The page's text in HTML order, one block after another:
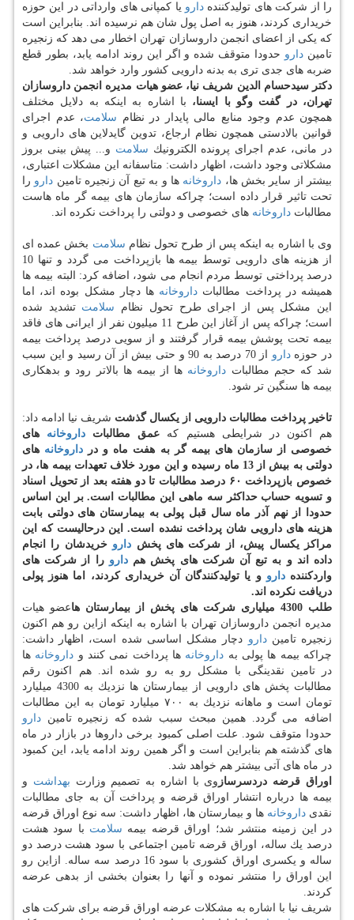
را از شركت های تولیدكنندهدارو یا كمپانی های وارداتی در این حوزه
خریداری كردند، هنوز به اصل پول شان هم نرسیده اند. بنابراین است
كه یكی از اعضای انجمن داروسازان تهران اخطار می دهد كه زنجیره
تامین دارو حدودا متوقف شده و اگر این روند ادامه یابد، بطور قطع
ضربه های جدی تری به بدنه دارویی كشور وارد خواهد شد.
دكتر سیدحسام الدین شریف نیا، عضو هیات مدیره انجمن داروسازان
تهران، در گفت وگو با ایسنا، با اشاره به اینكه به دلایل مختلف
همچون عدم وجود منابع مالی پایدار در نظام سلامت، عدم اجرای
قوانین بالادستی همچون نظام ارجاع، تدوین گایدلاین های دارویی و
در مانی، عدم اجرای پرونده الكترونیك سلامت و... پیش بینی بروز
مشكلاتی وجود داشت، اظهار داشت: متاسفانه این مشكلات اعتباری،
بیشتر از سایر بخش ها، داروخانه ها و به تبع آن زنجیره تامین دارو را
تحت تاثیر قرار داده است؛ چراكه سازمان های بیمه گر ماه هاست
مطالبات داروخانه های خصوصی و دولتی را پرداخت نكرده اند.
وی با اشاره به اینكه پس از طرح تحول نظام سلامت بخش عمده ای
از هزینه های دارویی توسط بیمه ها بازپرداخت می گردد و تنها 10
درصد پرداختی توسط مردم انجام می شود، اضافه كرد: البته بیمه ها
همیشه در پرداخت مطالبات داروخانه ها دچار مشكل بوده اند، اما
این مشكل پس از اجرای طرح تحول نظام سلامت تشدید شده
است؛ چراكه پس از آغاز این طرح 11 میلیون نفر از ایرانی های فاقد
بیمه تحت پوشش بیمه قرار گرفتند و از سویی درصد پرداخت بیمه
در حوزهدارو
از 70 درصد به 90 و حتی بیش از آن رسید و این سبب
شد كه حجم مطالبات داروخانه ها از بیمه ها بالاتر رود و بدهكاری
بیمه ها سنگین تر شود.
تاخیر پرداخت مطالبات دارویی از یكسال گذشت شریف نیا ادامه داد:
هم اكنون در شرایطی هستیم كه عمق مطالبات داروخانه های
خصوصی از سازمان های بیمه گر به هفت ماه و در داروخانه های
دولتی به بیش از 13 ماه رسیده و این مورد خلاف تعهدات بیمه ها، در
خصوص بازپرداخت ۶۰ درصد مطالبات تا دو هفته بعد از تحویل اسناد
و تسویه حساب حداكثر سه ماهی این مطالبات است. بر این اساس
حدودا از نهم آذر ماه سال قبل پولی به بیمارستان های دولتی بابت
هزینه های دارویی شان پرداخت نشده است. این درحالیست كه این
مراكز یكسال پیش، از شركت های پخش دارو خریدشان را انجام
داده اند و به تبع آن شركت های پخش همدارو را از شركت های
واردكنندهدارو و یا تولیدكنندگان آن خریداری كردند، اما هنوز پولی
دریافت نكرده اند.
طلب 4300 میلیاری شركت های پخش از بیمارستان ها
عضو هیات
مدیره انجمن داروسازان تهران با اشاره به اینكه ازاین رو هم اكنون
زنجیره تامیندارو دچار مشكل اساسی شده است، اظهار داشت:
چراكه بیمه ها پولی به داروخانه ها پرداخت نمی كنند و داروخانه ها
در تامین نقدینگی با مشكل رو به رو شده اند. هم اكنون رقم
مطالبات پخش های دارویی از بیمارستان ها نزدیك به 4300 میلیارد
تومان است و ماهانه نزدیك به ۷۰۰ میلیارد تومان به این مطالبات
اضافه می گردد. همین مبحث سبب شده كه زنجیره تامین دارو
حدودا متوقف شود. علت اصلی كمبود برخی داروها در بازار در ماه
های گذشته هم بنابراین است و اگر همین روند ادامه یابد، این كمبود
در ماه های آتی بیشتر هم خواهد شد.
اوراق قرضه دردسرساز وی با اشاره به تصمیم وزارت بهداشت و
بیمه ها درباره انتشار اوراق قرضه و پرداخت آن به جای مطالبات
نقدی داروخانه ها و بیمارستان ها، اظهار داشت: سه نوع اوراق قرضه
در این زمینه منتشر شد؛ اوراق قرضه بیمه سلامت با سود هشت
درصد یك ساله، اوراق قرضه تامین اجتماعی با سود هشت درصد دو
ساله و یكسری اوراق كشوری با سود 16 درصد سه ساله. ازاین رو
این اوراق را منتشر نموده و آنها را بعنوان بخشی از بدهی عرضه
كردند.
شریف نیا با اشاره به مشكلات عرضه اوراق قرضه برای شركت های